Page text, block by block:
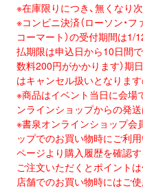
※在庫限りにつき、無くなり
※コンビニ決済（ローソン・フ
コーマート）の受付期間は1/
払期限は申込日から10日間
数料200円がかかります）期
はキャンセル扱いとなります
※商品はイベント当日に会場
ンラインショップからの発送
※書泉オンラインショップ会
ップでのお買い物時にご利
ページより購入履歴を確認
ご注文いただくとポイントは
店舗でのお買い物時にはご使